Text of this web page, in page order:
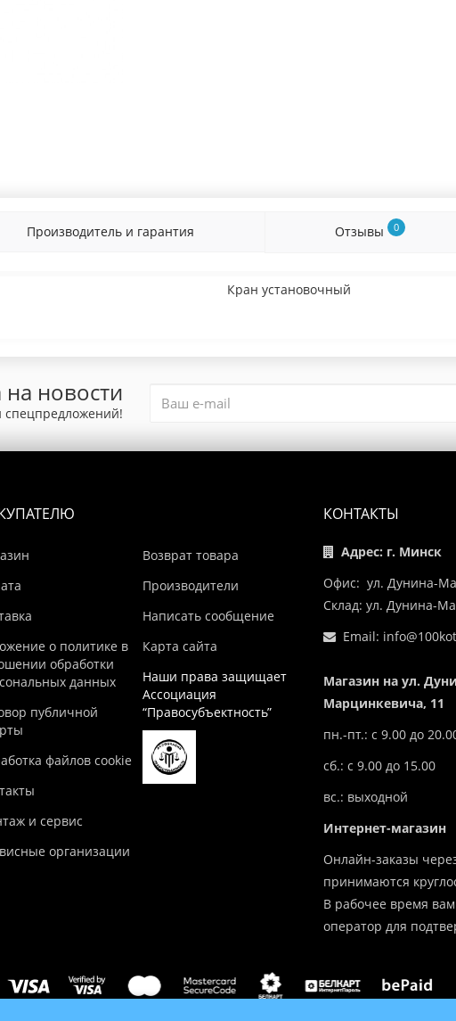
Производитель и гарантия Отзывы 0
Кран установочный
новости
спецпредложений!
о политике в
обработки
данных
публичной
файлов cookie
и сервис
организации
Возврат товара
Производители
Написать сообщение
Карта сайта
Наши права защищает
Ассоциация
“Правосубъектность”
КОНТАКТЫ
Адрес: г. Минск
Офис: ул. Дунина-
Склад: ул. Дунина-
Email:
Магазин на ул.
Марцинкевича, 11
пн.-пт.: с 9.00 до
сб.: с 9.00 до 15.00
вс.: выходной
Интернет-магазин
Онлайн-заказы
принимаются
В рабочее время
оператор для